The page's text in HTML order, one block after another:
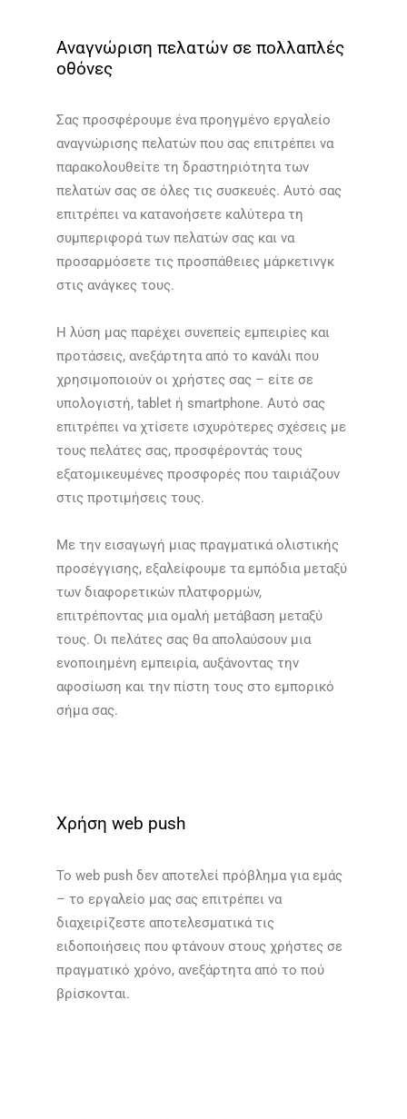
Αναγνώριση πελατών σε πολλαπλές
οθόνες
Σας προσφέρουμε ένα προηγμένο εργαλείο
αναγνώρισης πελατών που σας επιτρέπει να
παρακολουθείτε τη δραστηριότητα των
πελατών σας σε όλες τις συσκευές. Αυτό σας
επιτρέπει να κατανοήσετε καλύτερα τη
συμπεριφορά των πελατών σας και να
προσαρμόσετε τις προσπάθειες μάρκετινγκ
στις ανάγκες τους.
Η λύση μας παρέχει συνεπείς εμπειρίες και
προτάσεις, ανεξάρτητα από το κανάλι που
χρησιμοποιούν οι χρήστες σας – είτε σε
υπολογιστή, tablet ή smartphone. Αυτό σας
επιτρέπει να χτίσετε ισχυρότερες σχέσεις με
τους πελάτες σας, προσφέροντάς τους
εξατομικευμένες προσφορές που ταιριάζουν
στις προτιμήσεις τους.
Με την εισαγωγή μιας πραγματικά ολιστικής
προσέγγισης, εξαλείφουμε τα εμπόδια μεταξύ
των διαφορετικών πλατφορμών,
επιτρέποντας μια ομαλή μετάβαση μεταξύ
τους. Οι πελάτες σας θα απολαύσουν μια
ενοποιημένη εμπειρία, αυξάνοντας την
αφοσίωση και την πίστη τους στο εμπορικό
σήμα σας.
Χρήση web push
Το web push δεν αποτελεί πρόβλημα για εμάς
– το εργαλείο μας σας επιτρέπει να
διαχειρίζεστε αποτελεσματικά τις
ειδοποιήσεις που φτάνουν στους χρήστες σε
πραγματικό χρόνο, ανεξάρτητα από το πού
βρίσκονται.​​